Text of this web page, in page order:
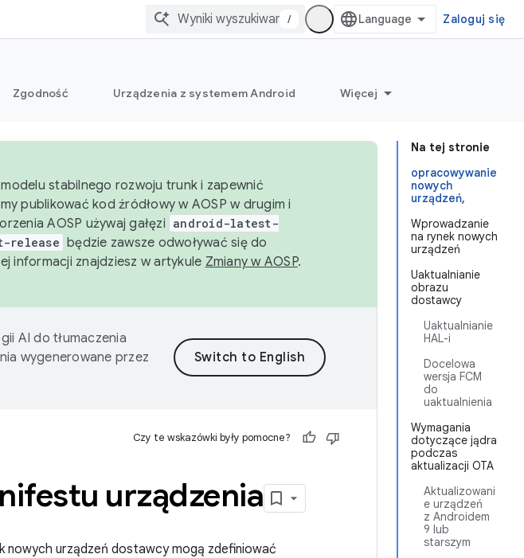
/ Zaloguj się
Zgodność Urządzenia z systemem Android Więcej
Na tej stronie
opracowywanie
nowych
urządzeń,
Wprowadzanie
na rynek nowych
urządzeń
Uaktualnianie
obrazu
dostawcy
Uaktualnianie
HAL-i
Docelowa
wersja FCM
do
uaktualnienia
Wymagania
dotyczące jądra
podczas
aktualizacji OTA
Aktualizowani
e urządzeń
z Androidem
9 lub
starszym
stabilnego rozwoju trunk i zapewnić
publikować kod źródłowy w AOSP w drugim i
AOSP używaj gałęzi android-latest-
release będzie zawsze odwoływać się do
informacji znajdziesz w artykule Zmiany w AOSP.
AI do tłumaczenia
wygenerowane przez
Czy te wskazówki były pomocne?
urządzenia
nowych urządzeń dostawcy mogą zdefiniować